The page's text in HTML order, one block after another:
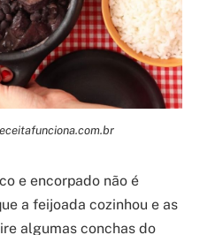
e encorpado não é
a feijoada cozinhou e as
algumas conchas do